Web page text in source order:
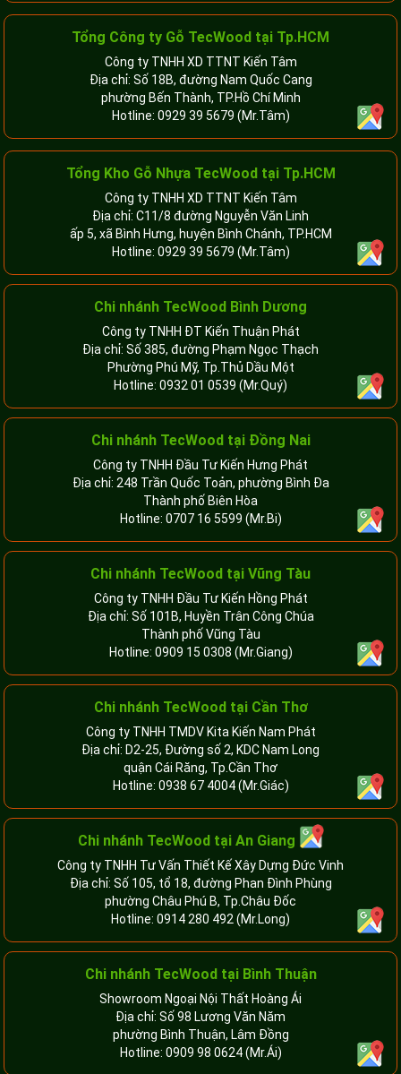
Tổng Công ty Gỗ TecWood tại Tp.HCM
Công ty TNHH XD TTNT Kiến Tâm
Địa chỉ: Số 18B, đường Nam Quốc Cang
phường Bến Thành, TP.Hồ Chí Minh
Hotline: 0929 39 5679 (Mr.Tâm)
Tổng Kho Gỗ Nhựa TecWood tại Tp.HCM
Công ty TNHH XD TTNT Kiến Tâm
Địa chỉ: C11/8 đường Nguyễn Văn Linh
ấp 5, xã Bình Hưng, huyện Bình Chánh, TP.HCM
Hotline: 0929 39 5679 (Mr.Tâm)
Chi nhánh TecWood Bình Dương
Công ty TNHH ĐT Kiến Thuận Phát
Địa chỉ: Số 385, đường Phạm Ngọc Thạch
Phường Phú Mỹ, Tp.Thủ Dầu Một
Hotline: 0932 01 0539 (Mr.Quý)
Chi nhánh TecWood tại Đồng Nai
Công ty TNHH Đầu Tư Kiến Hưng Phát
Địa chỉ: 248 Trần Quốc Toản, phường Bình Đa
Thành phố Biên Hòa
Hotline: 0707 16 5599 (Mr.Bi)
Chi nhánh TecWood tại Vũng Tàu
Công ty TNHH Đầu Tư Kiến Hồng Phát
Địa chỉ: Số 101B, Huyền Trân Công Chúa
Thành phố Vũng Tàu
Hotline: 0909 15 0308 (Mr.Giang)
Chi nhánh TecWood tại Cần Thơ
Công ty TNHH TMDV Kita Kiến Nam Phát
Địa chỉ: D2-25, Đường số 2, KDC Nam Long
quận Cái Răng, Tp.Cần Thơ
Hotline: 0938 67 4004(Mr.Giác)
Chi nhánh TecWood tại An Giang
Công ty TNHH Tư Vấn Thiết Kế Xây Dựng Đức Vinh
Địa chỉ: Số 105, tổ 18, đường Phan Đình Phùng
phường Châu Phú B, Tp.Châu Đốc
Hotline: 0914 280 492 (Mr.Long)
Chi nhánh TecWood tại Bình Thuận
Showroom Ngoại Nội Thất Hoàng Ái
Địa chỉ: Số 98 Lương Văn Năm
phường Bình Thuận, Lâm Đồng
Hotline: 0909 98 0624(Mr.Ái)